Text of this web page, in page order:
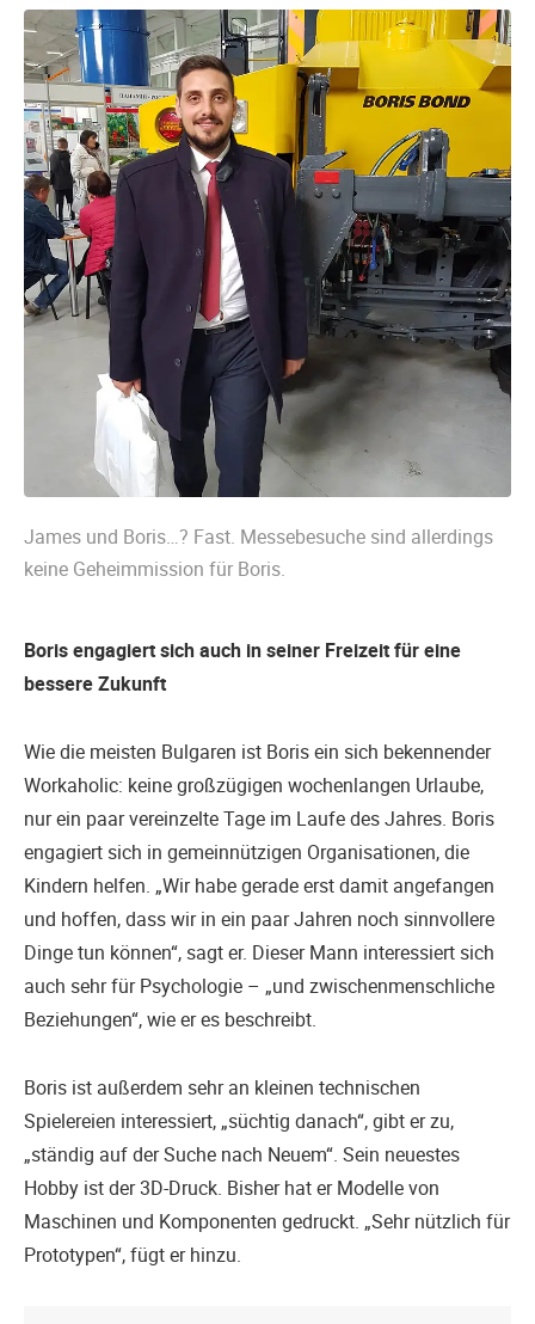
James und Boris…? Fast. Messebesuche sind allerdings
keine Geheimmission für Boris.
Boris engagiert sich auch in seiner Freizeit für eine
bessere Zukunft
Wie die meisten Bulgaren ist Boris ein sich bekennender
Workaholic: keine großzügigen wochenlangen Urlaube,
nur ein paar vereinzelte Tage im Laufe des Jahres. Boris
engagiert sich in gemeinnützigen Organisationen, die
Kindern helfen. „Wir habe gerade erst damit angefangen
und hoffen, dass wir in ein paar Jahren noch sinnvollere
Dinge tun können“, sagt er. Dieser Mann interessiert sich
auch sehr für Psychologie – „und zwischenmenschliche
Beziehungen“, wie er es beschreibt.
Boris ist außerdem sehr an kleinen technischen
Spielereien interessiert, „süchtig danach“, gibt er zu,
„ständig auf der Suche nach Neuem“. Sein neuestes
Hobby ist der 3D-Druck. Bisher hat er Modelle von
Maschinen und Komponenten gedruckt. „Sehr nützlich für
Prototypen“, fügt er hinzu.